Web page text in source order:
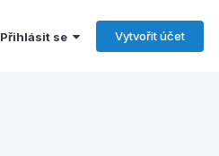
Přihlásit se Vytvořit účet